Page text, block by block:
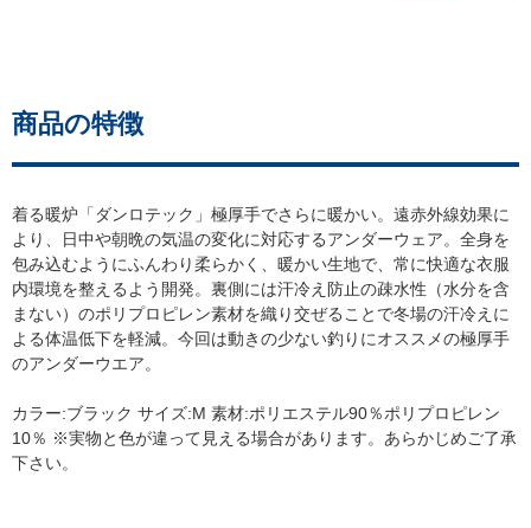
商品の特徴
着る暖炉「ダンロテック」極厚手でさらに暖かい。遠赤外線効果に
より、日中や朝晩の気温の変化に対応するアンダーウェア。全身を
包み込むようにふんわり柔らかく、暖かい生地で、常に快適な衣服
内環境を整えるよう開発。裏側には汗冷え防止の疎水性（水分を含
まない）のポリプロピレン素材を織り交ぜることで冬場の汗冷えに
よる体温低下を軽減。今回は動きの少ない釣りにオススメの極厚手
のアンダーウエア。
カラー:ブラック サイズ:M 素材:ポリエステル90％ポリプロピレン
10％ ※実物と色が違って見える場合があります。あらかじめご了承
下さい。